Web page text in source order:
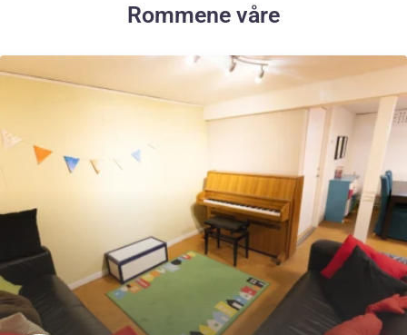
Rommene våre